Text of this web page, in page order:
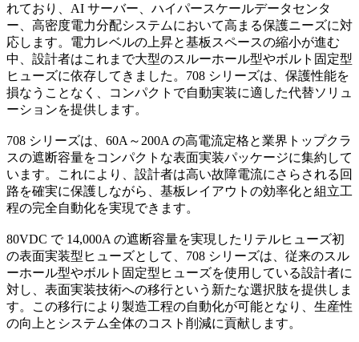
れており、AI サーバー、ハイパースケールデータセンタ
ー、高密度電力分配システムにおいて高まる保護ニーズに対
応します。電力レベルの上昇と基板スペースの縮小が進む
中、設計者はこれまで大型のスルーホール型やボルト固定型
ヒューズに依存してきました。708 シリーズは、保護性能を
損なうことなく、コンパクトで自動実装に適した代替ソリュ
ーションを提供します。
708 シリーズは、60A～200A の高電流定格と業界トップクラ
スの遮断容量をコンパクトな表面実装パッケージに集約して
います。これにより、設計者は高い故障電流にさらされる回
路を確実に保護しながら、基板レイアウトの効率化と組立工
程の完全自動化を実現できます。
80VDC で 14,000A の遮断容量を実現したリテルヒューズ初
の表面実装型ヒューズとして、708 シリーズは、従来のスル
ーホール型やボルト固定型ヒューズを使用している設計者に
対し、表面実装技術への移行という新たな選択肢を提供しま
す。この移行により製造工程の自動化が可能となり、生産性
の向上とシステム全体のコスト削減に貢献します。